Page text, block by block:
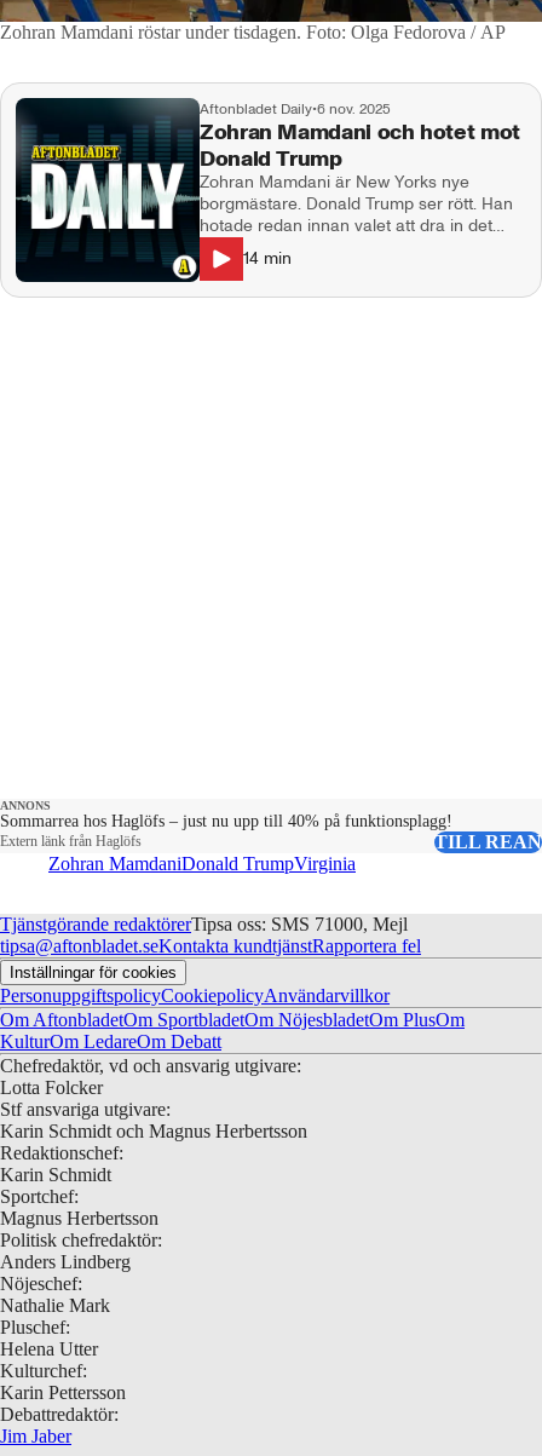
Zohran Mamdani röstar under tisdagen. Foto: Olga Fedorova / AP
Aftonbladet Daily•6 nov. 2025
Zohran Mamdani och hotet mot
Donald Trump
Zohran Mamdani är New Yorks nye
borgmästare. Donald Trump ser rött. Han
hotade redan innan valet att dra in det
statliga stödet och skicka soldater till New
York vid en eventuell seger. Mamdani
14 min
ANNONS
Sommarrea hos Haglöfs – just nu upp till 40% på funktionsplagg!
Extern länk från Haglöfs
TILL REAN
Zohran MamdaniDonald TrumpVirginia
Tjänstgörande redaktörerTipsa oss: SMS 71000, Mejl
tipsa@aftonbladet.seKontakta kundtjänstRapportera fel
Inställningar för cookies
PersonuppgiftspolicyCookiepolicyAnvändarvillkor
Om AftonbladetOm SportbladetOm NöjesbladetOm PlusOm
KulturOm LedareOm Debatt
Chefredaktör, vd och ansvarig utgivare:
Lotta Folcker
Stf ansvariga utgivare:
Karin Schmidt och Magnus Herbertsson
Redaktionschef:
Karin Schmidt
Sportchef:
Magnus Herbertsson
Politisk chefredaktör:
Anders Lindberg
Nöjeschef:
Nathalie Mark
Pluschef:
Helena Utter
Kulturchef:
Karin Pettersson
Debattredaktör:
Jim Jaber